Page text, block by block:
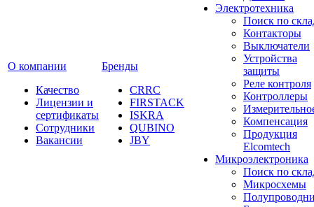
О компании
Качество
Лицензии и
сертификаты
Сотрудники
Вакансии
Бренды
CRRC
FIRSTACK
ISKRA
QUBINO
JBY
Электротехника
Поиск по
Контакторы
Выключатели
Устройства
защиты
Реле контроля
Контроллеры
Компенсация
Продукция
Elcomtech
Микроэлектроника
Поиск по
Микросхемы